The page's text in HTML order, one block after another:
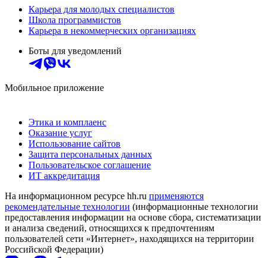
Карьера для молодых специалистов
Школа программистов
Карьера в некоммерческих организациях
Боты для уведомлений
Мобильное приложение
Этика и комплаенс
Оказание услуг
Использование сайтов
Защита персональных данных
Пользовательское соглашение
ИТ аккредитация
На информационном ресурсе hh.ru применяются
рекомендательные технологии (информационные технологии
предоставления информации на основе сбора, систематизации
и анализа сведений, относящихся к предпочтениям
пользователей сети «Интернет», находящихся на территории
Российской Федерации)